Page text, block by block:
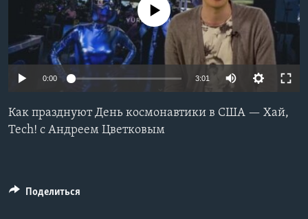
Learning English
СОЦИАЛЬНЫЕ СЕТИ
Языки
No media source currently available
0:00 3:01
Как празднуют День космонавтики в США — Хай,
Tech! с Андреем Цветковым
Поделиться